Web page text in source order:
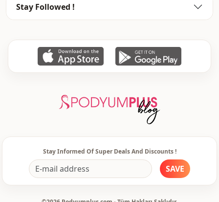
Stay Followed !
Stay Informed Of Super Deals And Discounts !
SAVE